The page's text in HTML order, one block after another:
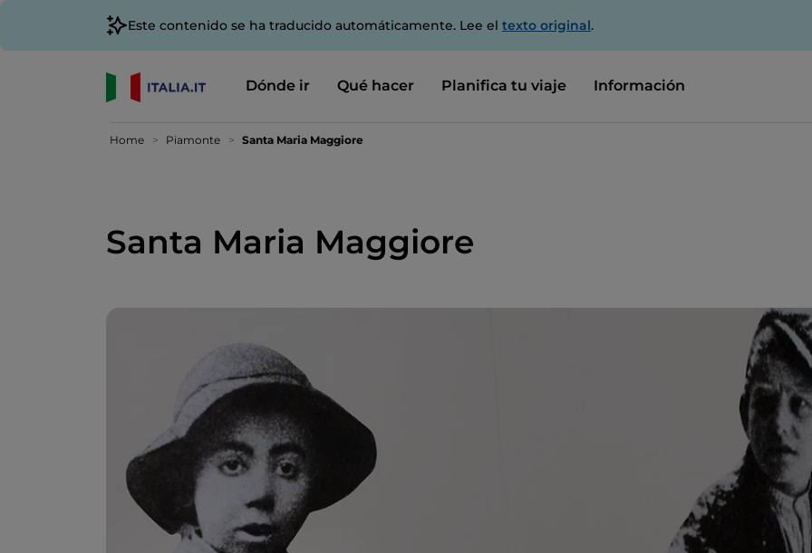
Este contenido se ha traducido automáticamente. Lee el texto original.
Dónde ir Qué hacer Planifica tu viaje Información
Home Piamonte Santa Maria Maggiore
Santa Maria Maggiore